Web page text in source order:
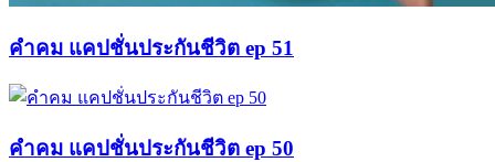
คำคม แคปชั่นประกันชีวิต ep 51
คำคม แคปชั่นประกันชีวิต ep 50